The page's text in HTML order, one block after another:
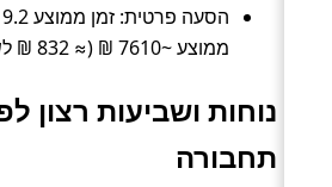
ממוצע ~7610 ₪ (≈ 832 ₪ לשעה).
נוחות ושביעות רצון
תחבורה